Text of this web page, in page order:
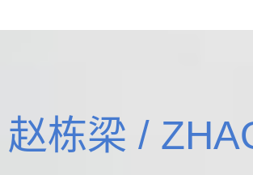
赵栋梁 /